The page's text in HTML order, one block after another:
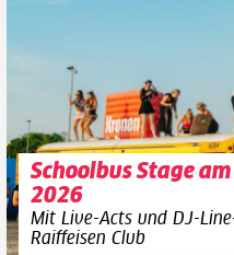
Schoolbus Stage
2026
Mit Live-Acts und DJ-
Raiffeisen Club